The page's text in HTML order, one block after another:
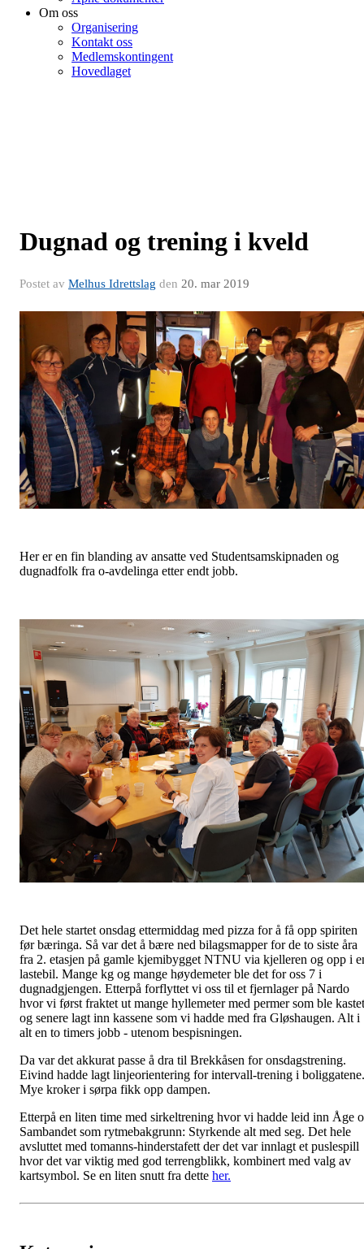
Om oss
Organisering
Kontakt oss
Medlemskontingent
Hovedlaget
Dugnad og trening i kveld
Postet av Melhus Idrettslag den 20. mar 2019
Her er en fin blanding av ansatte ved Studentsamskipnaden og
dugnadfolk fra o-avdelinga etter endt jobb.
Det hele startet onsdag ettermiddag med pizza for å få opp spiriten
før bæringa. Så var det å bære ned bilagsmapper for de to siste åra
fra 2. etasjen på gamle kjemibygget NTNU via kjelleren og opp i
lastebil. Mange kg og mange høydemeter ble det for oss 7 i
dugnadgjengen. Etterpå forflyttet vi oss til et fjernlager på Nardo
hvor vi først fraktet ut mange hyllemeter med permer som ble kastet
og senere lagt inn kassene som vi hadde med fra Gløshaugen. Alt i
alt en to timers jobb - utenom bespisningen.
Da var det akkurat passe å dra til Brekkåsen for onsdagstrening.
Eivind hadde lagt linjeorientering for intervall-trening i boliggatene.
Mye kroker i sørpa fikk opp dampen.
Etterpå en liten time med sirkeltrening hvor vi hadde leid inn Åge
Sambandet som rytmebakgrunn: Styrkende alt med seg. Det hele
avsluttet med tomanns-hinderstafett der det var innlagt et puslespill
hvor det var viktig med god terrengblikk, kombinert med valg av
kartsymbol. Se en liten snutt fra dette her.